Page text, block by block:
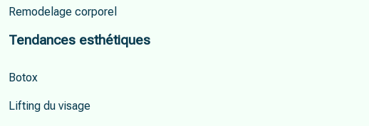
Remodelage corporel
Tendances esthétiques
Botox
Lifting du visage